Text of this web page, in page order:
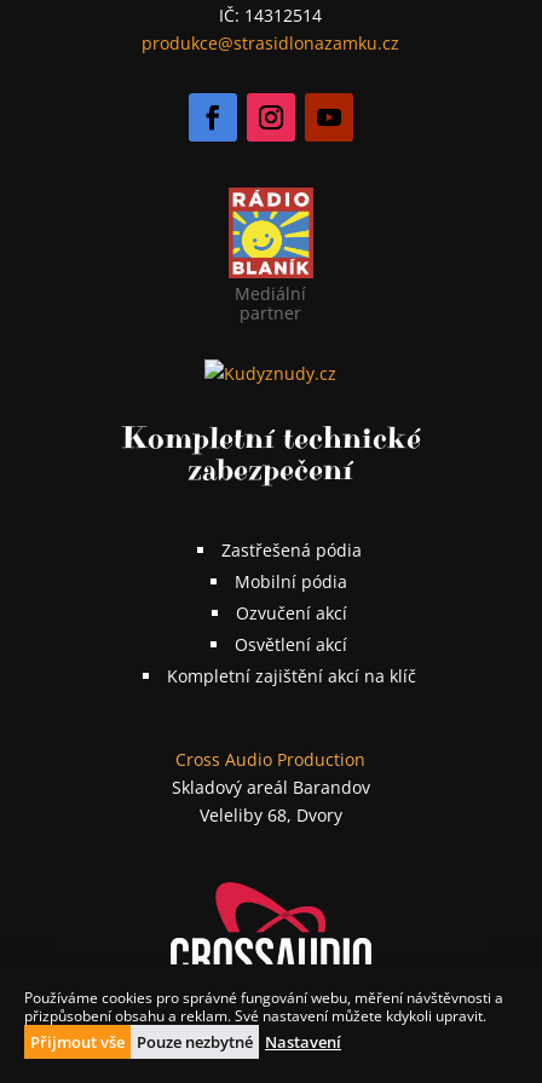
IČ: 14312514
produkce@strasidlonazamku.cz
Mediální
partner
Kompletní technické
zabezpečení
Zastřešená pódia
Mobilní pódia
Ozvučení akcí
Osvětlení akcí
Kompletní zajištění akcí na klíč
Cross Audio Production
Skladový areál Barandov
Veleliby 68, Dvory
Používáme cookies pro správné fungování webu, měření návštěvnosti a
přizpůsobení obsahu a reklam. Své nastavení můžete kdykoli upravit.
Přijmout vše Pouze nezbytné Nastavení